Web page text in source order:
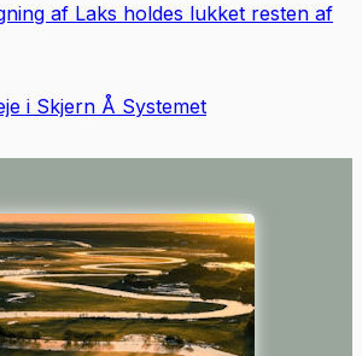
af Laks holdes lukket resten af
i Skjern Å Systemet